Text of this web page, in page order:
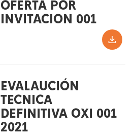
OFERTA POR
INVITACION 001
EVALAUCIÓN
TECNICA
DEFINITIVA OXI 001
2021